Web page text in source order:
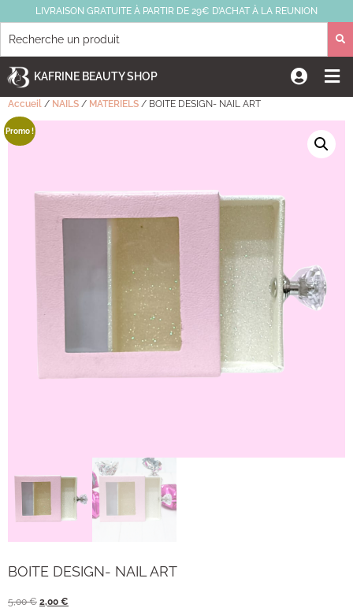
LIVRAISON GRATUITE À PARTIR DE 29€ D’ACHAT À LA REUNION
KAFRINE BEAUTY SHOP
Accueil / NAILS / MATERIELS / BOITE DESIGN- NAIL ART
Promo !
BOITE DESIGN- NAIL ART
5,00€ 2,00 €